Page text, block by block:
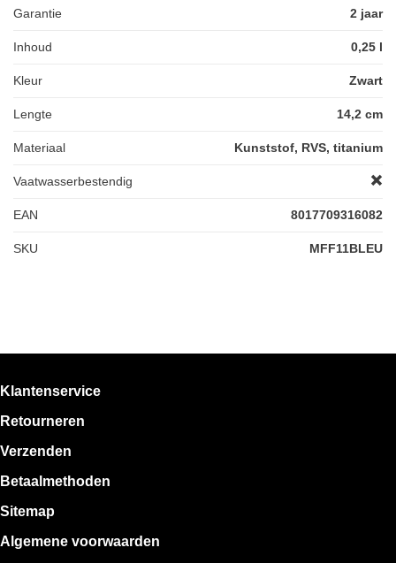
Garantie 2 jaar
Inhoud 0,25 l
Kleur Zwart
Lengte 14,2 cm
Materiaal Kunststof, RVS, titanium
Vaatwasserbestendig
EAN 8017709316082
SKU MFF11BLEU
Klantenservice
Retourneren
Verzenden
Betaalmethoden
Sitemap
Algemene voorwaarden